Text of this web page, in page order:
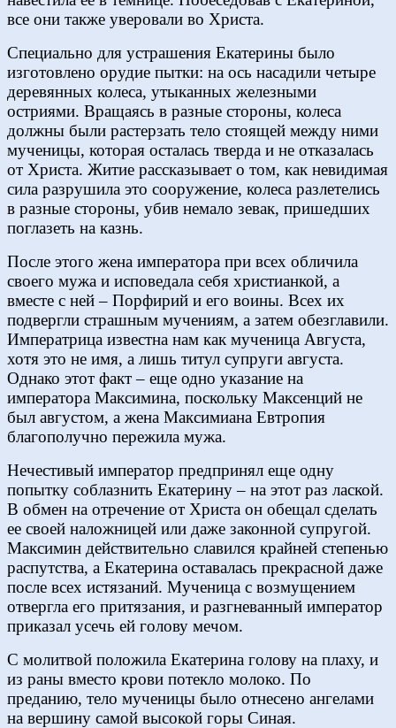
все они также уверовали во Христа.
Специально для устрашения Екатерины было
изготовлено орудие пытки: на ось насадили четыре
деревянных колеса, утыканных железными
остриями. Вращаясь в разные стороны, колеса
должны были растерзать тело стоящей между ними
мученицы, которая осталась тверда и не отказалась
от Христа. Житие рассказывает о том, как невидимая
сила разрушила это сооружение, колеса разлетелись
в разные стороны, убив немало зевак, пришедших
поглазеть на казнь.
После этого жена императора при всех обличила
своего мужа и исповедала себя христианкой, а
вместе с ней – Порфирий и его воины. Всех их
подвергли страшным мучениям, а затем обезглавили.
Императрица известна нам как мученица Августа,
хотя это не имя, а лишь титул супруги августа.
Однако этот факт – еще одно указание на
императора Максимина, поскольку Максенций не
был августом, а жена Максимиана Евтропия
благополучно пережила мужа.
Нечестивый император предпринял еще одну
попытку соблазнить Екатерину – на этот раз лаской.
В обмен на отречение от Христа он обещал сделать
ее своей наложницей или даже законной супругой.
Максимин действительно славился крайней степенью
распутства, а Екатерина оставалась прекрасной даже
после всех истязаний. Мученица с возмущением
отвергла его притязания, и разгневанный император
приказал усечь ей голову мечом.
С молитвой положила Екатерина голову на плаху, и
из раны вместо крови потекло молоко. По
преданию, тело мученицы было отнесено ангелами
на вершину самой высокой горы Синая.